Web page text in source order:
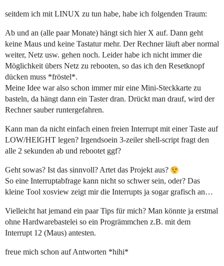
seitdem ich mit LINUX zu tun habe, habe ich folgenden Traum:
Ab und an (alle paar Monate) hängt sich hier X auf. Dann geht
keine Maus und keine Tastatur mehr. Der Rechner läuft aber normal
weiter, Netz usw. gehen noch. Leider habe ich nicht immer die
Möglichkeit übers Netz zu rebooten, so das ich den Resetknopf
dücken muss *fröstel*.
Meine Idee war also schon immer mir eine Mini-Steckkarte zu
basteln, da hängt dann ein Taster dran. Drückt man drauf, wird der
Rechner sauber runtergefahren.
Kann man da nicht einfach einen freien Interrupt mit einer Taste auf
LOW/HEIGHT legen? Irgendsoein 3-zeiler shell-script fragt den
alle 2 sekunden ab und rebootet ggf?
Geht sowas? Ist das sinnvoll? Artet das Projekt aus?
So eine Interruptabfrage kann nicht so schwer sein, oder? Das
kleine Tool xosview zeigt mir die Interrupts ja sogar grafisch an…
Vielleicht hat jemand ein paar Tips für mich? Man könnte ja erstmal
ohne Hardwarebastelei so ein Progrämmchen z.B. mit dem
Interrupt 12 (Maus) antesten.
freue mich schon auf Antworten *hihi*